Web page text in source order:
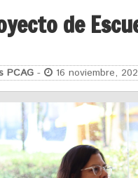
de
PCAG - 16 noviembre,